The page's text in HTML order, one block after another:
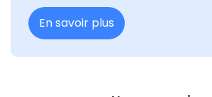
En savoir plus